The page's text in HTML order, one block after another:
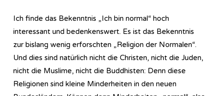
Ich finde das Bekenntnis „Ich bin normal“ hoch
interessant und bedenkenswert. Es ist das Bekenntnis
zur bislang wenig erforschten „Religion der Normalen“.
Und dies sind natürlich nicht die Christen, nicht die Juden,
nicht die Muslime, nicht die Buddhisten: Denn diese
Religionen sind kleine Minderheiten in den neuen